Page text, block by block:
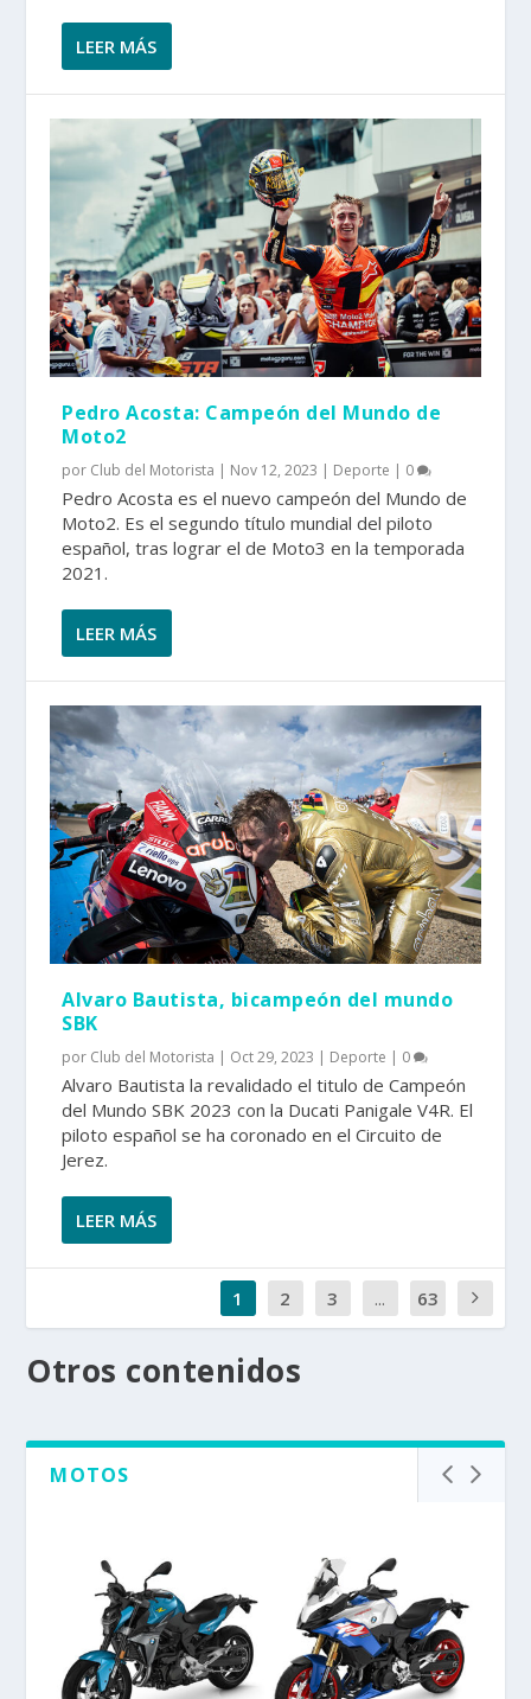
LEER MÁS
Pedro Acosta: Campeón del Mundo de
Moto2
por Club del Motorista | Nov 12, 2023 | Deporte | 0
Pedro Acosta es el nuevo campeón del Mundo de
Moto2. Es el segundo título mundial del piloto
español, tras lograr el de Moto3 en la temporada
2021.
LEER MÁS
Alvaro Bautista, bicampeón del mundo
SBK
por Club del Motorista | Oct 29, 2023 | Deporte | 0
Alvaro Bautista la revalidado el titulo de Campeón
del Mundo SBK 2023 con la Ducati Panigale V4R. El
piloto español se ha coronado en el Circuito de
Jerez.
LEER MÁS
1 2 3 ... 63
Otros contenidos
MOTOS